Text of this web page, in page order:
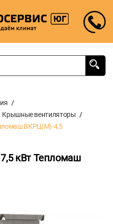
Крышные вентиляторы
ВКРЦ(М)-4,5
кВт Тепломаш